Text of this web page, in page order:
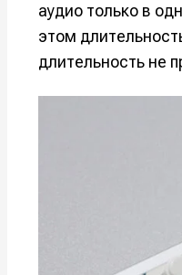
аудио только в
этом
длительность не